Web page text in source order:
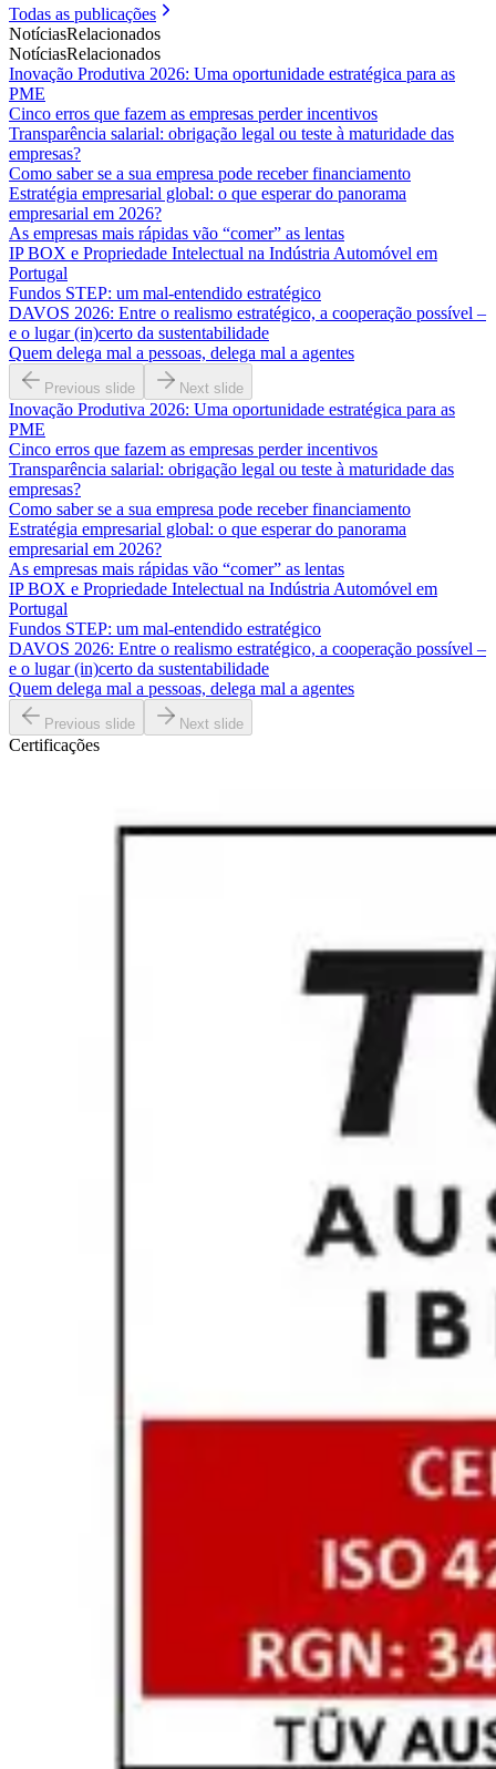
Todas as publicações
NotíciasRelacionados
NotíciasRelacionados
Inovação Produtiva 2026: Uma oportunidade estratégica para as
PME
Cinco erros que fazem as empresas perder incentivos
Transparência salarial: obrigação legal ou teste à maturidade das
empresas?
Como saber se a sua empresa pode receber financiamento
Estratégia empresarial global: o que esperar do panorama
empresarial em 2026?
As empresas mais rápidas vão “comer” as lentas
IP BOX e Propriedade Intelectual na Indústria Automóvel em
Portugal
Fundos STEP: um mal-entendido estratégico
DAVOS 2026: Entre o realismo estratégico, a cooperação possível –
e o lugar (in)certo da sustentabilidade
Quem delega mal a pessoas, delega mal a agentes
Previous slide Next slide
Inovação Produtiva 2026: Uma oportunidade estratégica para as
PME
Cinco erros que fazem as empresas perder incentivos
Transparência salarial: obrigação legal ou teste à maturidade das
empresas?
Como saber se a sua empresa pode receber financiamento
Estratégia empresarial global: o que esperar do panorama
empresarial em 2026?
As empresas mais rápidas vão “comer” as lentas
IP BOX e Propriedade Intelectual na Indústria Automóvel em
Portugal
Fundos STEP: um mal-entendido estratégico
DAVOS 2026: Entre o realismo estratégico, a cooperação possível –
e o lugar (in)certo da sustentabilidade
Quem delega mal a pessoas, delega mal a agentes
Previous slide Next slide
Certificações